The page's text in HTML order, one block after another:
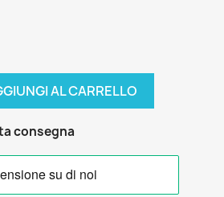
AL CARRELLO
consegna